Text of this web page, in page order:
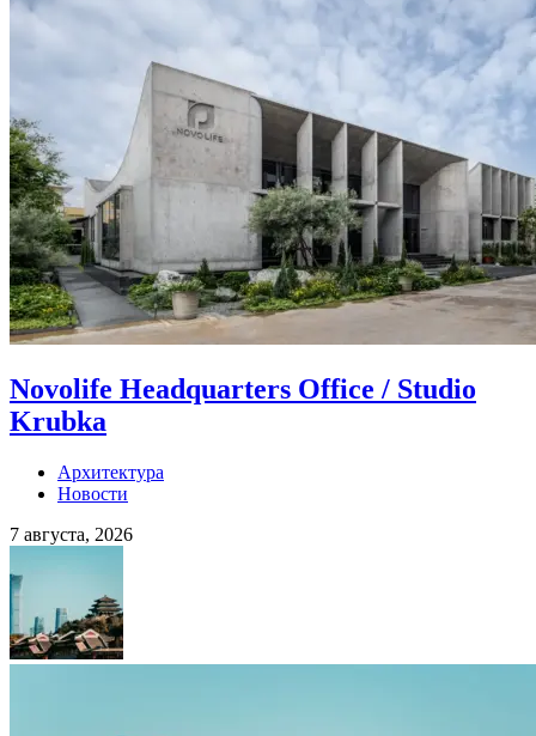
Novolife Headquarters Office / Studio
Krubka
Архитектура
Новости
7 августа, 2026